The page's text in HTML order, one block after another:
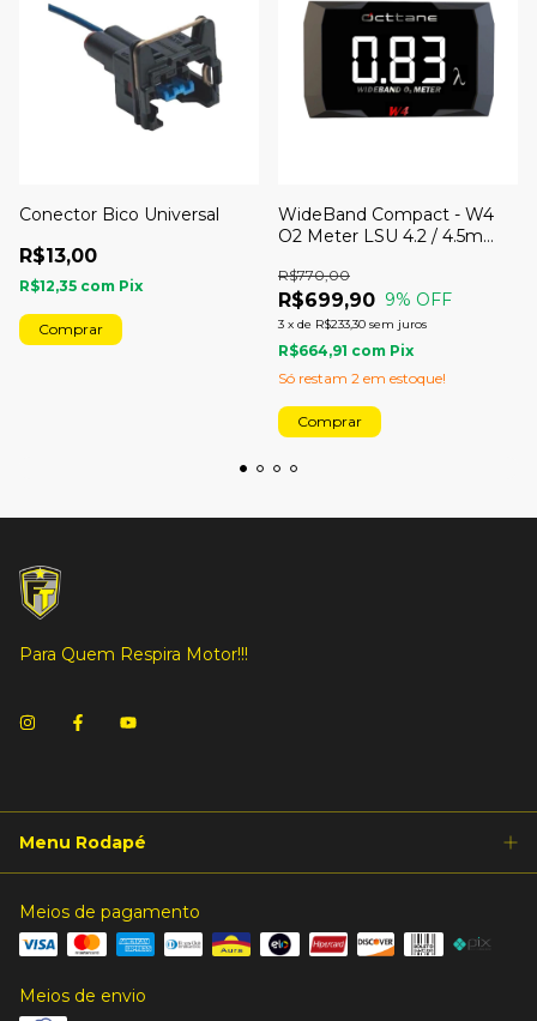
Conector Bico Universal
R$13,00
R$12,35 com Pix
WideBand Compact - W4
O2 Meter LSU 4.2 / 4.5m
R$699,90
R$770,00
9% OFF
3 x de R$233,30 sem juros
R$664,91 com Pix
Só restam 2 em estoque!
Para Quem Respira Motor!!!
Menu Rodapé
Meios de pagamento
Meios de envio